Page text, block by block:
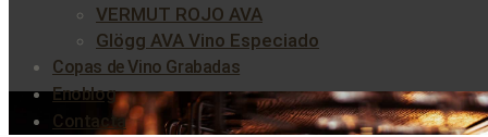
VERMUT ROJO AVA
Glögg AVA Vino Especiado
Copas de Vino Grabadas
Enoblog
Contacta